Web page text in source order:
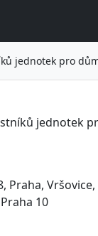
jednotek pro
jednotek
Praha,
10